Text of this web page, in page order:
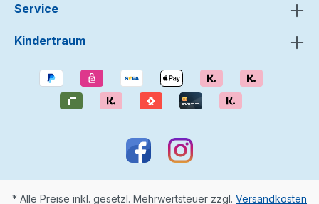
Service
Kindertraum
* Alle Preise inkl. gesetzl. Mehrwertsteuer zzgl. Versandkosten